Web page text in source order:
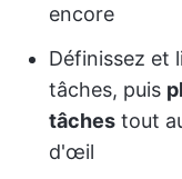
encore
Définissez et
tâches, puis
tâches tout
d'œil